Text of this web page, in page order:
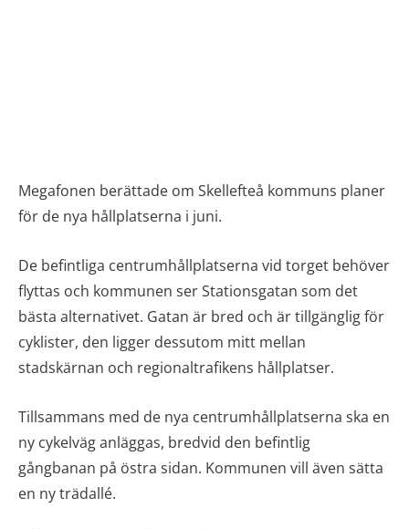
Megafonen berättade om Skellefteå kommuns planer
för de nya hållplatserna i juni.
De befintliga centrumhållplatserna vid torget behöver
flyttas och kommunen ser Stationsgatan som det
bästa alternativet. Gatan är bred och är tillgänglig för
cyklister, den ligger dessutom mitt mellan
stadskärnan och regionaltrafikens hållplatser.
Tillsammans med de nya centrumhållplatserna ska en
ny cykelväg anläggas, bredvid den befintlig
gångbanan på östra sidan. Kommunen vill även sätta
en ny trädallé.